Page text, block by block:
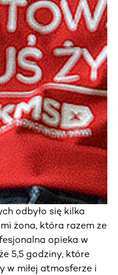
odbyło się kilka
żona, która razem ze
opieka w
5,5 godziny, które
w miłej atmosferze i